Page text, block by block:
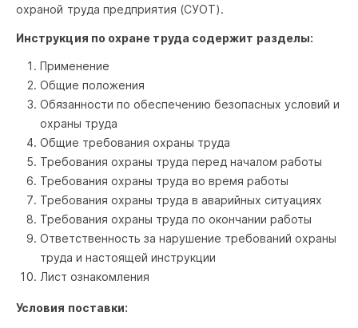
охраной труда предприятия (СУОТ).
Инструкция по охране труда содержит разделы:
Применение
Общие положения
Обязанности по обеспечению безопасных условий и
охраны труда
Общие требования охраны труда
Требования охраны труда перед началом работы
Требования охраны труда во время работы
Требования охраны труда в аварийных ситуациях
Требования охраны труда по окончании работы
Ответственность за нарушение требований охраны
труда и настоящей инструкции
Лист ознакомления
Условия поставки: